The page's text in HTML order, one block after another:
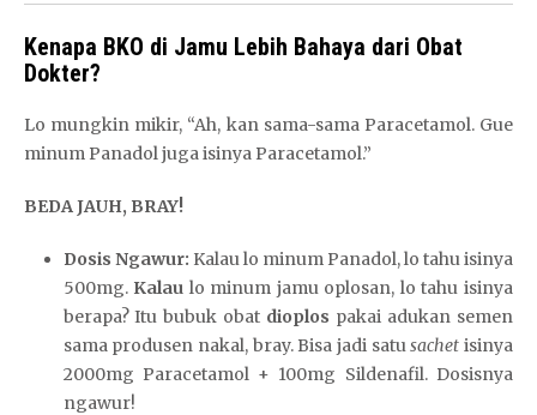
Kenapa BKO di Jamu Lebih Bahaya dari Obat
Dokter?
Lo mungkin mikir, “Ah, kan sama-sama Paracetamol. Gue
minum Panadol juga isinya Paracetamol.”
BEDA JAUH, BRAY!
Dosis Ngawur: Kalau lo minum Panadol, lo tahu isinya
500mg. Kalau lo minum jamu oplosan, lo tahu isinya
berapa? Itu bubuk obat dioplos pakai adukan semen
sama produsen nakal, bray. Bisa jadi satusachet isinya
2000mg Paracetamol + 100mg Sildenafil. Dosisnya
ngawur!